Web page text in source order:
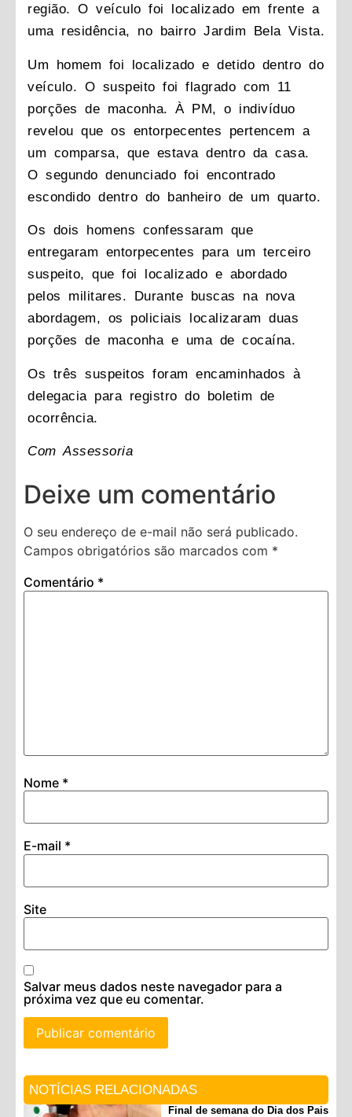
região. O veículo foi localizado em frente a
uma residência, no bairro Jardim Bela Vista.
Um homem foi localizado e detido dentro do
veículo. O suspeito foi flagrado com 11
porções de maconha. À PM, o indivíduo
revelou que os entorpecentes pertencem a
um comparsa, que estava dentro da casa.
O segundo denunciado foi encontrado
escondido dentro do banheiro de um quarto.
Os dois homens confessaram que
entregaram entorpecentes para um terceiro
suspeito, que foi localizado e abordado
pelos militares. Durante buscas na nova
abordagem, os policiais localizaram duas
porções de maconha e uma de cocaína.
Os três suspeitos foram encaminhados à
delegacia para registro do boletim de
ocorrência.
Com Assessoria
Deixe um comentário
O seu endereço de e-mail não será publicado.
Campos obrigatórios são marcados com *
Comentário *
Nome *
E-mail *
Site
Salvar meus dados neste navegador para a
próxima vez que eu comentar.
NOTÍCIAS RELACIONADAS
Final de semana do Dia dos Pais